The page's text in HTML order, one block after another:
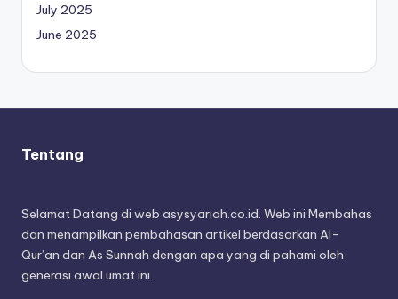
July 2025
June 2025
Tentang
Selamat Datang di web asysyariah.co.id. Web ini Membahas
dan menampilkan pembahasan artikel berdasarkan Al-
Qur’an dan As Sunnah dengan apa yang di pahami oleh
generasi awal umat ini.